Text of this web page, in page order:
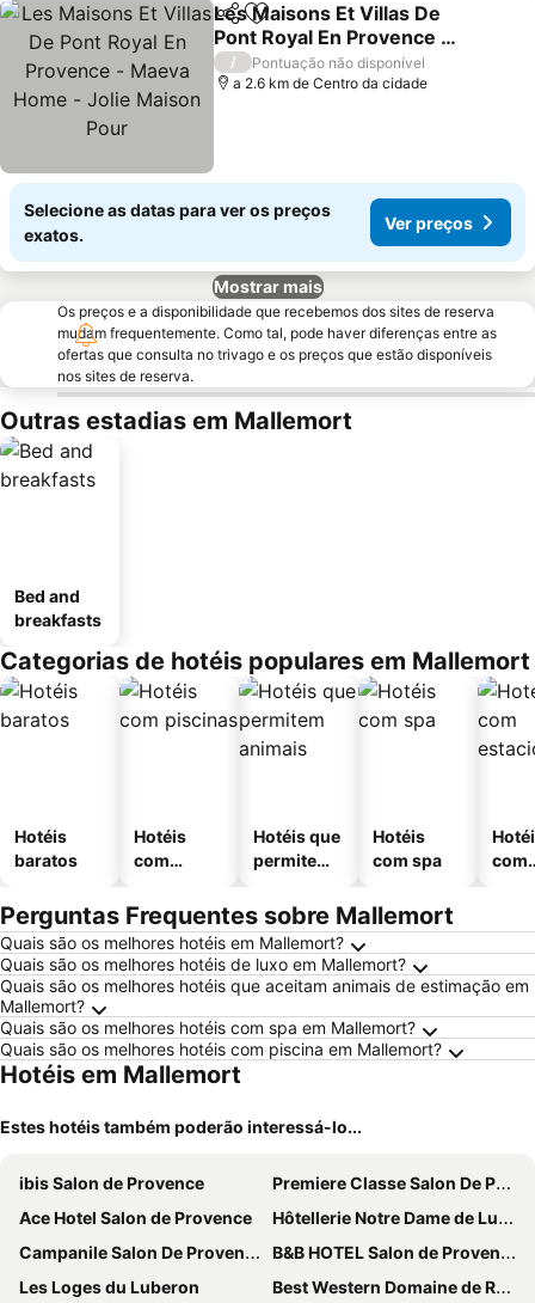
PartilharAdicionar aos favoritos
Les Maisons Et Villas De
Pont Royal En Provence -
Maeva Home - Jolie
Maison Pour
Ver preços
/
Pontuação não disponível
a 2.6 km de Centro da cidade
Selecione as datas para ver os preços
exatos.
Ver preços
Mostrar mais
Os preços e a disponibilidade que recebemos dos sites de reserva
mudam frequentemente. Como tal, pode haver diferenças entre as
ofertas que consulta no trivago e os preços que estão disponíveis
nos sites de reserva.
Outras estadias em Mallemort
Bed and
breakfasts
Categorias de hotéis populares em Mallemort
Hotéis
baratos
Hotéis
com
Hotéis que
permitem
Hotéis
com spa
com
Perguntas Frequentes sobre Mallemort
Quais são os melhores hotéis em Mallemort?
Quais são os melhores hotéis de luxo em Mallemort?
Quais são os melhores hotéis que aceitam animais de estimação em
Mallemort?
Quais são os melhores hotéis com spa em Mallemort?
Quais são os melhores hotéis com piscina em Mallemort?
Hotéis em Mallemort
Estes hotéis também poderão interessá-lo...
ibis Salon de Provence
Premiere Classe Salon De Provence
Ace Hotel Salon de Provence
Hôtellerie Notre Dame de Lumières
Campanile Salon De Provence
B&B HOTEL Salon de Provence
Les Loges du Luberon
Best Western Domaine de Roquerousse